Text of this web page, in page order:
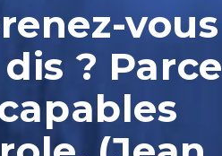
vous
? Parce